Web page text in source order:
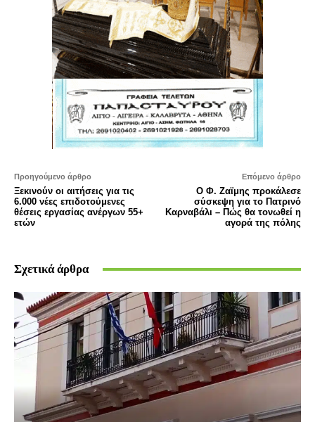
Προηγούμενο άρθρο
Ξεκινούν οι αιτήσεις για τις
6.000 νέες επιδοτούμενες
θέσεις εργασίας ανέργων 55+
ετών
Επόμενο άρθρο
Ο Φ. Ζαϊμης προκάλεσε
σύσκεψη για το Πατρινό
Καρναβάλι – Πώς θα τονωθεί η
αγορά της πόλης
Σχετικά άρθρα